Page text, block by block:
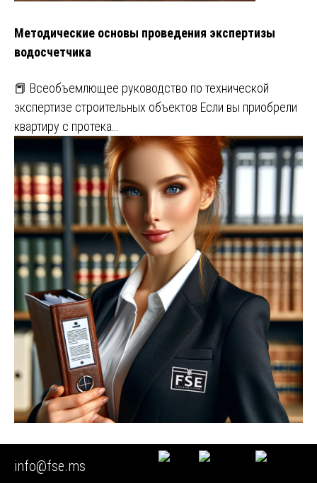
Методические основы проведения экспертизы
водосчетчика
📕 Всеобъемлющее руководство по технической
экспертизе строительных объектов Если вы приобрели
квартиру с протека…
🚩 Экспертиза приборов учета воды
info@fse.ms